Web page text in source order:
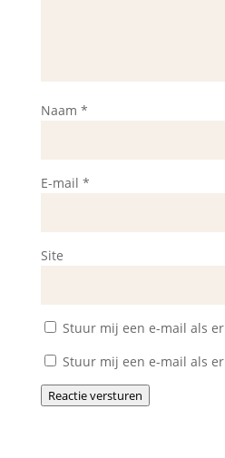
Naam *
E-mail *
Site
Stuur mij een e-mail als
Stuur mij een e-mail als
Reactie versturen